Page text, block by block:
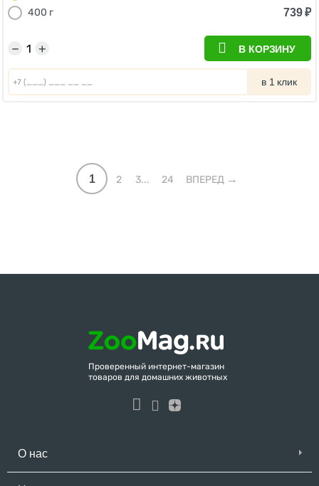
400 г
739₽
+
− В КОРЗИНУ
в 1 клик
1 2 3... 24 ВПЕРЕД
Проверенный интернет-магазин
товаров для домашних животных
О нас